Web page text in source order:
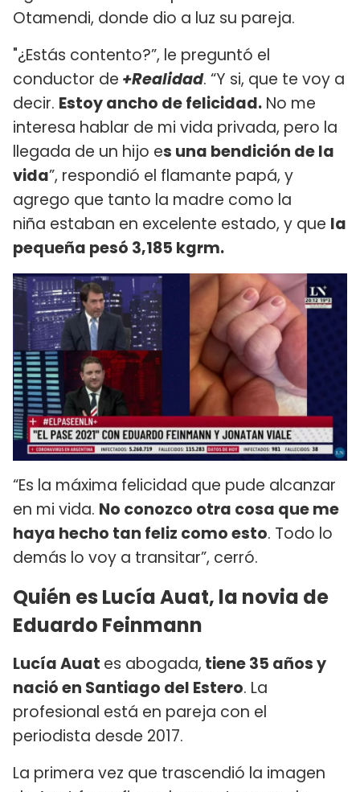
Otamendi, donde dio a luz su pareja.
"¿Estás contento?”, le preguntó el
conductor de +Realidad. “Y si, que te voy a
decir. Estoy ancho de felicidad. No me
interesa hablar de mi vida privada, pero la
llegada de un hijo es una bendición de la
vida”, respondió el flamante papá, y
agrego que tanto la madre como la
niña estaban en excelente estado, y que la
pequeña pesó 3,185 kgrm.
“Es la máxima felicidad que pude alcanzar
en mi vida. No conozco otra cosa que me
haya hecho tan feliz como esto. Todo lo
demás lo voy a transitar”, cerró.
Quién es Lucía Auat, la novia de
Eduardo Feinmann
Lucía Auat es abogada, tiene 35 años y
nació en Santiago del Estero. La
profesional está en pareja con el
periodista desde 2017.
La primera vez que trascendió la imagen